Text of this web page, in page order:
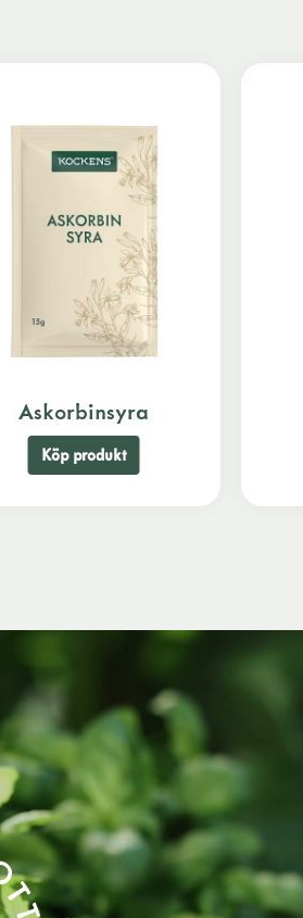
Askorbinsyra
Köp produkt